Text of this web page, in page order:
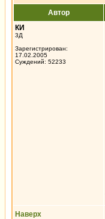
Автор
КИ
3Д
Зарегистрирован:
17.02.2005
Суждений: 52233
Наверх